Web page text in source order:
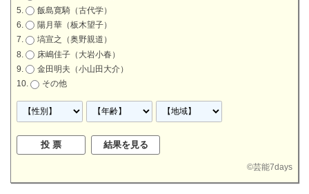
飯島寛騎（古代学）
陽月華（板木望子）
塙宣之（奥野親道）
床嶋佳子（大岩小春）
金田明夫（小山田大介）
その他
©芸能7days